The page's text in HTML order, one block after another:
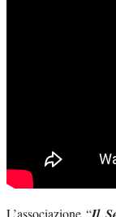
L’associazione “